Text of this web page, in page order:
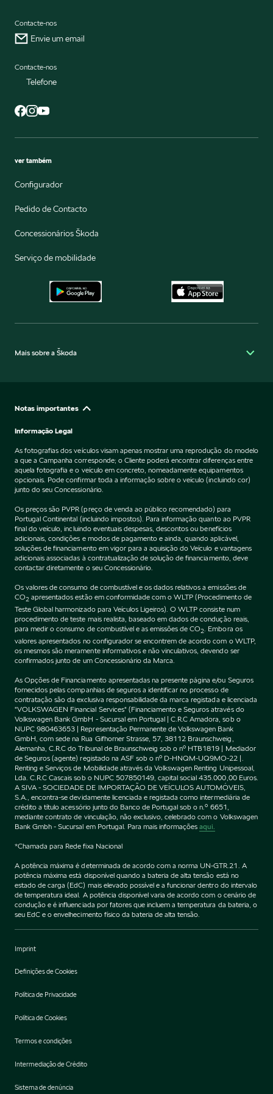
Contacte-nos
Envie um email
Contacte-nos
Telefone
ver também
Configurador
Pedido de Contacto
Concessionários Škoda
Serviço de mobilidade
Mais sobre a Škoda
Notas importantes
Informação Legal
As fotografias dos veículos visam apenas mostrar uma reprodução do modelo
a que a Campanha corresponde; o Cliente poderá encontrar diferenças entre
aquela fotografia e o veículo em concreto, nomeadamente equipamentos
opcionais. Pode confirmar toda a informação sobre o veículo (incluindo cor)
junto do seu Concessionário.
Os preços são PVPR (preço de venda ao público recomendado) para
Portugal Continental (incluindo impostos). Para informação quanto ao PVPR
final do veículo, incluindo eventuais despesas, descontos ou benefícios
adicionais, condições e modos de pagamento e ainda, quando aplicável,
soluções de financiamento em vigor para a aquisição do Veículo e vantagens
adicionais associadas à contratualização de solução de financiamento, deve
contactar diretamente o seu Concessionário.
Os valores de consumo de combustível e os dados relativos a emissões de
CO2 apresentados estão em conformidade com o WLTP (Procedimento de
Teste Global harmonizado para Veículos Ligeiros). O WLTP consiste num
procedimento de teste mais realista, baseado em dados de condução reais,
para medir o consumo de combustível e as emissões de CO2 . Embora os
valores apresentados no configurador se encontrem de acordo com o WLTP,
os mesmos são meramente informativos e não vinculativos, devendo ser
confirmados junto de um Concessionário da Marca.
As Opções de Financiamento apresentadas na presente página e/ou Seguros
fornecidos pelas companhias de seguros a identificar no processo de
contratação são da exclusiva responsabilidade da marca registada e licenciada
"VOLKSWAGEN Financial Services" (Financiamento e Seguros através do
Volkswagen Bank GmbH - Sucursal em Portugal | C.R.C Amadora, sob o
NUPC 980463653 | Representação Permanente de Volkswagen Bank
GmbH, com sede na Rua Gifhorner Strasse, 57, 38112 Braunschweig,
Alemanha, C.R.C do Tribunal de Braunschweig sob o nº HTB1819 | Mediador
de Seguros (agente) registado na ASF sob o nº D-HNQM-UQ9MO-22 |.
Renting e Serviços de Mobilidade através da Volkswagen Renting Unipessoal,
Lda. C.R.C Cascais sob o NUPC 507850149, capital social 435.000,00 Euros.
A SIVA - SOCIEDADE DE IMPORTAÇÃO DE VEÍCULOS AUTOMÓVEIS,
S.A., encontra-se devidamente licenciada e registada como intermediária de
crédito a título acessório junto do Banco de Portugal sob o n.º 6651,
mediante contrato de vinculação, não exclusivo, celebrado com o Volkswagen
Bank Gmbh - Sucursal em Portugal. Para mais informaçõesaqui.
*Chamada para Rede fixa Nacional
A potência máxima é determinada de acordo com a norma UN-GTR.21. A
potência máxima está disponível quando a bateria de alta tensão está no
estado de carga (EdC) mais elevado possível e a funcionar dentro do intervalo
de temperatura ideal. A potência disponível varia de acordo com o cenário de
condução e é influenciada por fatores que incluem a temperatura da bateria, o
seu EdC e o envelhecimento físico da bateria de alta tensão.
Imprint
Definições de Cookies
Política de Privacidade
Política de Cookies
Termos e condições
Intermediação de Crédito
Sistema de denúncia